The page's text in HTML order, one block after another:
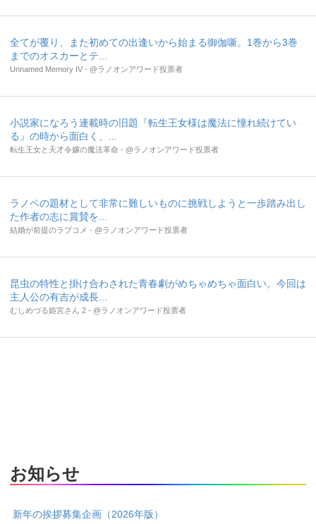
全てが覆り、また初めての出逢いから始まる御伽噺。1巻から3巻
までのオスカーとテ...
Unnamed Memory IV - @ラノオンアワード投票者
小説家になろう連載時の旧題『転生王女様は魔法に憧れ続けてい
る』の時から面白く、...
転生王女と天才令嬢の魔法革命 - @ラノオンアワード投票者
ラノベの題材として非常に難しいものに挑戦しようと一歩踏み出し
た作者の志に賞賛を...
結婚が前提のラブコメ - @ラノオンアワード投票者
昆虫の特性と掛け合わされた青春劇がめちゃめちゃ面白い。今回は
主人公の有吉が成長...
むしめづる姫宮さん 2 - @ラノオンアワード投票者
お知らせ
新年の挨拶募集企画（2026年版）